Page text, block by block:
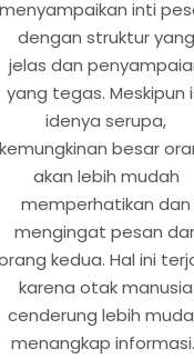
menyampaikan inti
dengan struktur yang
jelas dan
yang tegas. Meskipun
idenya serupa,
kemungkinan besar
akan lebih mudah
memperhatikan dan
mengingat pesan
kedua. Hal ini
karena otak manusia
cenderung lebih
menangkap